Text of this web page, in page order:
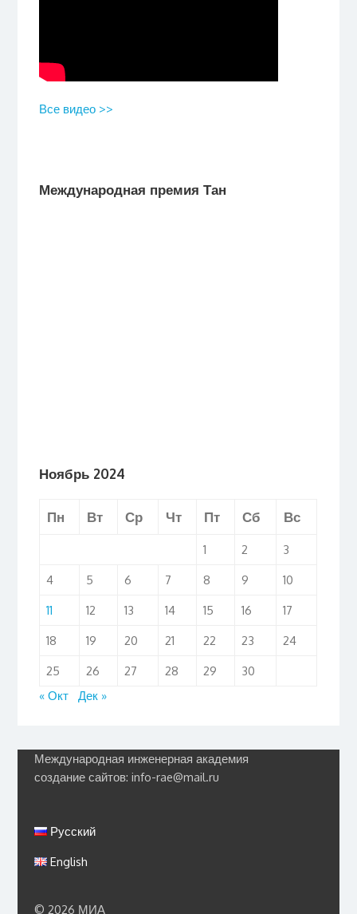
Все видео >>
Международная премия Тан
Ноябрь 2024
Пн Вт Ср Чт Пт Сб Вс
1 2
3
4
5 6 7 8 9
10
11
12 13 14 15 16
17
18
19 20 21 22 23
24
25
26 27 28 29
30
« Окт
Дек »
Международная инженерная академия
создание сайтов: info-rae@mail.ru
Русский
English
© 2026 МИА